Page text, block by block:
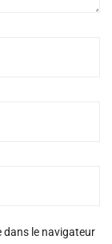
dans le navigateur